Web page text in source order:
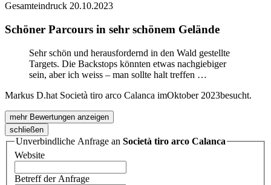
Gesamteindruck 20.10.2023
Schöner Parcours in sehr schönem Gelände
Sehr schön und herausfordernd in den Wald gestellte
Targets. Die Backstops könnten etwas nachgiebiger
sein, aber ich weiss – man sollte halt treffen …
Markus D.hat Società tiro arco Calanca imOktober 2023besucht.
mehr Bewertungen anzeigen
schließen
Unverbindliche Anfrage an Società tiro arco Calanca
Website
Betreff der Anfrage